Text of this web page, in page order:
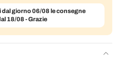
dal giorno 06/08 le consegne
18/08 - Grazie